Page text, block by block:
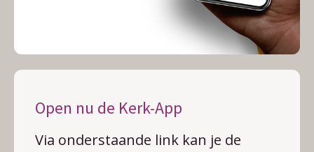
Open nu de Kerk-App
Via onderstaande link kan je de